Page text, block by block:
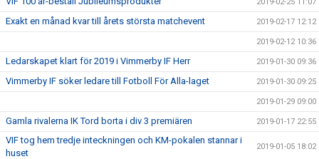
Exakt en månad kvar till årets största matchevent 2019-02-17 12:12
2019-02-12 10:36
Ledarskapet klart för 2019 i Vimmerby IF Herr 2019-01-30 09:36
Vimmerby IF söker ledare till Fotboll För Alla-laget 2019-01-30 09:25
2019-01-29 09:00
Gamla rivalerna IK Tord borta i div 3 premiären 2019-01-17 22:55
VIF tog hem tredje inteckningen och KM-pokalen stannar i
huset
2019-01-05 18:02